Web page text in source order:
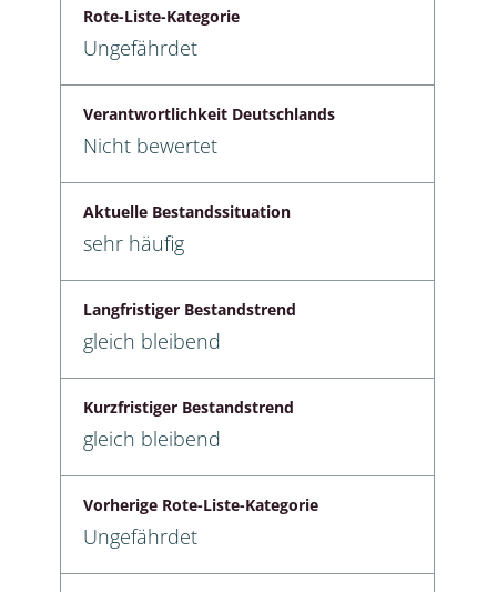
Rote-Liste-Kategorie
Ungefährdet
Verantwortlichkeit Deutschlands
Nicht bewertet
Aktuelle Bestandssituation
sehr häufig
Langfristiger Bestandstrend
gleich bleibend
Kurzfristiger Bestandstrend
gleich bleibend
Vorherige Rote-Liste-Kategorie
Ungefährdet